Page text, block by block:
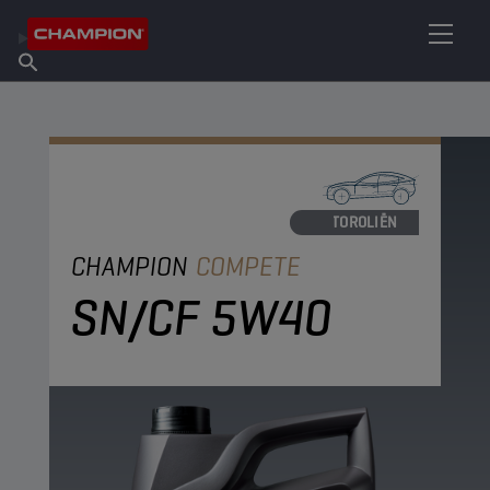
Over Champion
Vind een verkooppunt
MOTOROLIËN
CHAMPION COMPETE
SN/CF 5W40